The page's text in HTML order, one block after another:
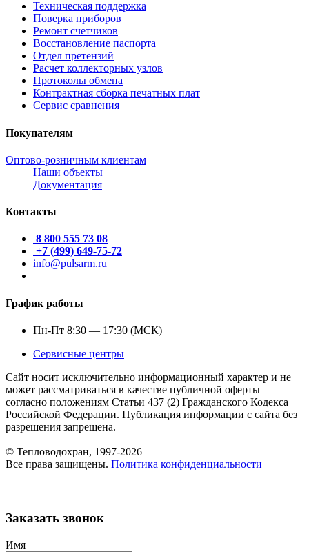
Техническая поддержка
Поверка приборов
Ремонт счетчиков
Восстановление паспорта
Отдел претензий
Расчет коллекторных узлов
Протоколы обмена
Контрактная сборка печатных плат
Сервис сравнения
Покупателям
Оптово-розничным клиентам
Наши объекты
Документация
Контакты
8 800 555 73 08
+7 (499) 649-75-72
info@pulsarm.ru
График работы
Пн-Пт 8:30 — 17:30 (МСК)
Сервисные центры
Сайт носит исключительно информационный характер и не
может рассматриваться в качестве публичной оферты
согласно положениям Статьи 437 (2) Гражданского Кодекса
Российской Федерации. Публикация информации с сайта без
разрешения запрещена.
© Тепловодохран, 1997-2026
Все права защищены. Политика конфиденциальности
Заказать звонок
Имя